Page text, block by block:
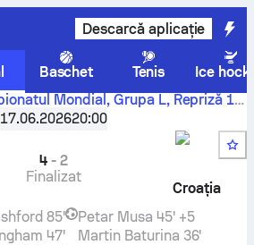
Descarcă aplicație
Baschet Tenis
Ice
Mondial, Grupa L, Repriză 1
live, rezultate H2H, clasament și
17.06.202620:00
4-2
Finalizat
Croaţia
85'
47'
Petar Musa 45' +5
Martin Baturina 36'